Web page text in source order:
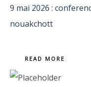
9 mai 2026 :
nouakchott
READ MORE